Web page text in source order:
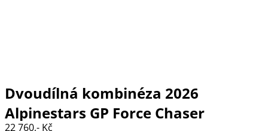
Dvoudílná kombinéza 2026
Alpinestars GP Force Chaser
22 760,- Kč